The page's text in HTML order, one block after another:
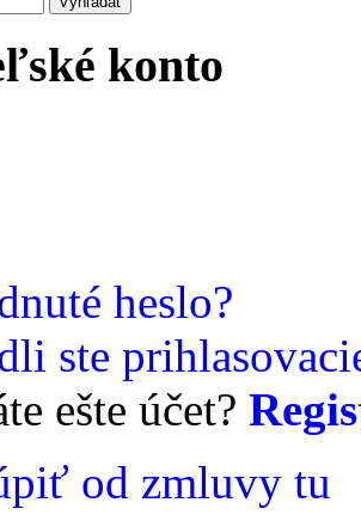
konto
heslo?
ste
ešte účet?
od zmluvy tu